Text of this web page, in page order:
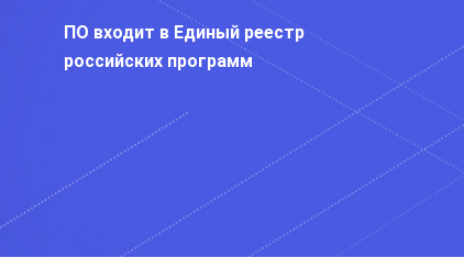
ПО входит в Единый реестр
российских программ